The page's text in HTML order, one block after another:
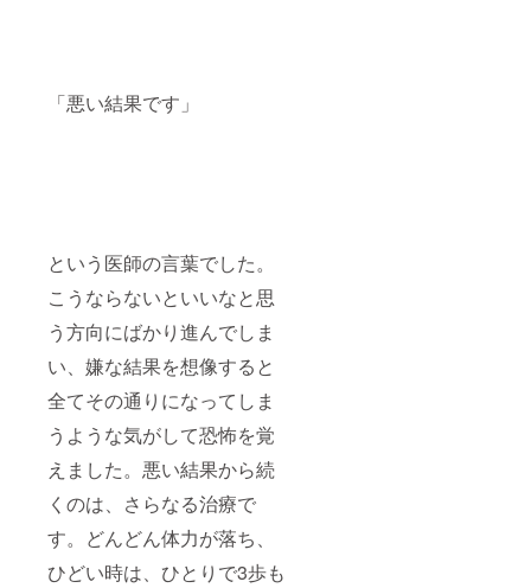
「悪い結果です」
という医師の言葉でした。
こうならないといいなと思
う方向にばかり進んでしま
い、嫌な結果を想像すると
全てその通りになってしま
うような気がして恐怖を覚
えました。悪い結果から続
くのは、さらなる治療で
す。どんどん体力が落ち、
ひどい時は、ひとりで3歩も